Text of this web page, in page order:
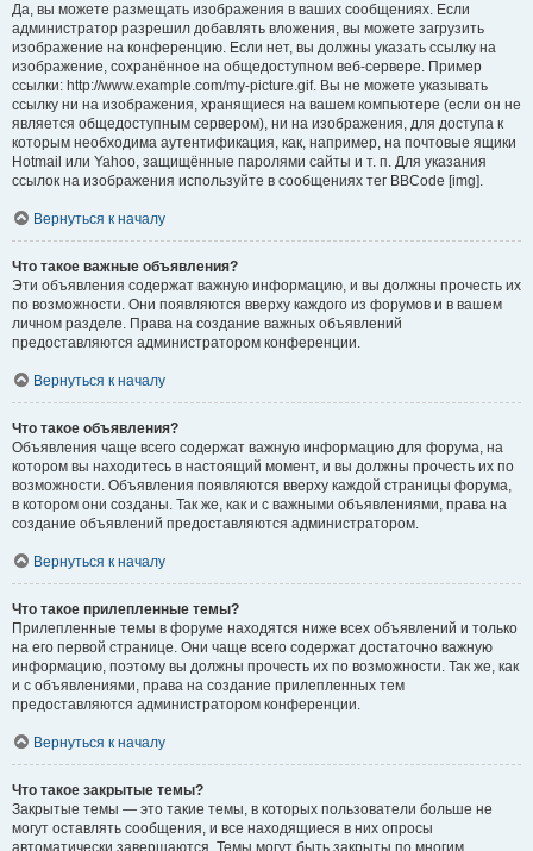
Да, вы можете размещать изображения в ваших сообщениях. Если
администратор разрешил добавлять вложения, вы можете загрузить
изображение на конференцию. Если нет, вы должны указать ссылку на
изображение, сохранённое на общедоступном веб-сервере. Пример
ссылки: http://www.example.com/my-picture.gif. Вы не можете указывать
ссылку ни на изображения, хранящиеся на вашем компьютере (если он не
является общедоступным сервером), ни на изображения, для доступа к
которым необходима аутентификация, как, например, на почтовые ящики
Hotmail или Yahoo, защищённые паролями сайты и т. п. Для указания
ссылок на изображения используйте в сообщениях тег BBCode [img].
Вернуться к началу
Что такое важные объявления?
Эти объявления содержат важную информацию, и вы должны прочесть их
по возможности. Они появляются вверху каждого из форумов и в вашем
личном разделе. Права на создание важных объявлений
предоставляются администратором конференции.
Вернуться к началу
Что такое объявления?
Объявления чаще всего содержат важную информацию для форума, на
котором вы находитесь в настоящий момент, и вы должны прочесть их по
возможности. Объявления появляются вверху каждой страницы форума,
в котором они созданы. Так же, как и с важными объявлениями, права на
создание объявлений предоставляются администратором.
Вернуться к началу
Что такое прилепленные темы?
Прилепленные темы в форуме находятся ниже всех объявлений и только
на его первой странице. Они чаще всего содержат достаточно важную
информацию, поэтому вы должны прочесть их по возможности. Так же, как
и с объявлениями, права на создание прилепленных тем
предоставляются администратором конференции.
Вернуться к началу
Что такое закрытые темы?
Закрытые темы — это такие темы, в которых пользователи больше не
могут оставлять сообщения, и все находящиеся в них опросы
автоматически завершаются. Темы могут быть закрыты по многим